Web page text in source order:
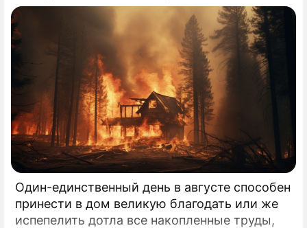
Один-единственный день в августе способен
принести в дом великую благодать или же
испепелить дотла все накопленные труды,